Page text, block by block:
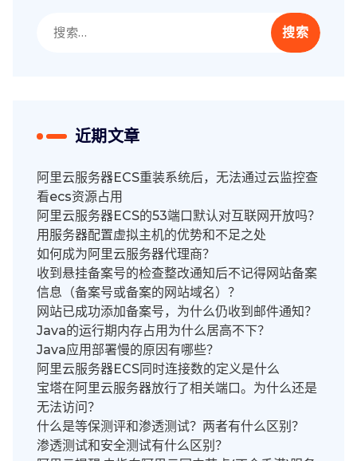
索：
近期文章
阿里云服务器ECS重装系统后，无法通过云监控查
看ecs资源占用
阿里云服务器ECS的53端口默认对互联网开放吗？
用服务器配置虚拟主机的优势和不足之处
如何成为阿里云服务器代理商？
收到悬挂备案号的检查整改通知后不记得网站备案
信息（备案号或备案的网站域名）？
网站已成功添加备案号，为什么仍收到邮件通知？
Java的运行期内存占用为什么居高不下？
Java应用部署慢的原因有哪些？
阿里云服务器ECS同时连接数的定义是什么
宝塔在阿里云服务器放行了相关端口。为什么还是
无法访问？
什么是等保测评和渗透测试？两者有什么区别？
渗透测试和安全测试有什么区别？